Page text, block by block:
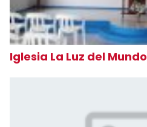
Iglesia La Luz del Mundo